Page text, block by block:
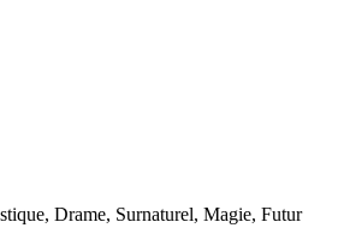
Drame, Surnaturel, Magie, Futur